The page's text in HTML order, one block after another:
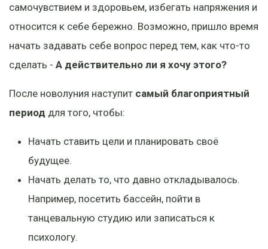
самочувствием и здоровьем, избегать напряжения и
относится к себе бережно. Возможно, пришло время
начать задавать себе вопрос перед тем, как что-то
сделать - А действительно ли я хочу этого?
После новолуния наступит самый благоприятный
период для того, чтобы:
Начать ставить цели и планировать своё
будущее.
Начать делать то, что давно откладывалось.
Например, посетить бассейн, пойти в
танцевальную студию или записаться к
психологу.